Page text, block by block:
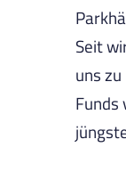
Seit
uns
Funds